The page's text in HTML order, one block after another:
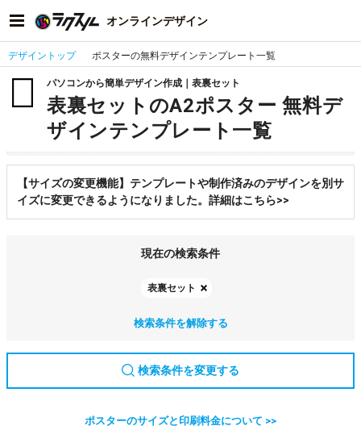
オンラインデザイン
デザイントップ ポスターの無料デザインテンプレート一覧
パソコンから簡単デザイン作成｜表裏セット
表裏セットのA2ポスター 無料デ
ザインテンプレート一覧
【サイズの変更機能】テンプレートや制作済みのデザインを別サ
イズに変更できるようになりました。詳細はこちら>>
現在の検索条件
表裏セット
検索条件を解除する
検索条件を変更する
ポスターのサイズと印刷料金について >>